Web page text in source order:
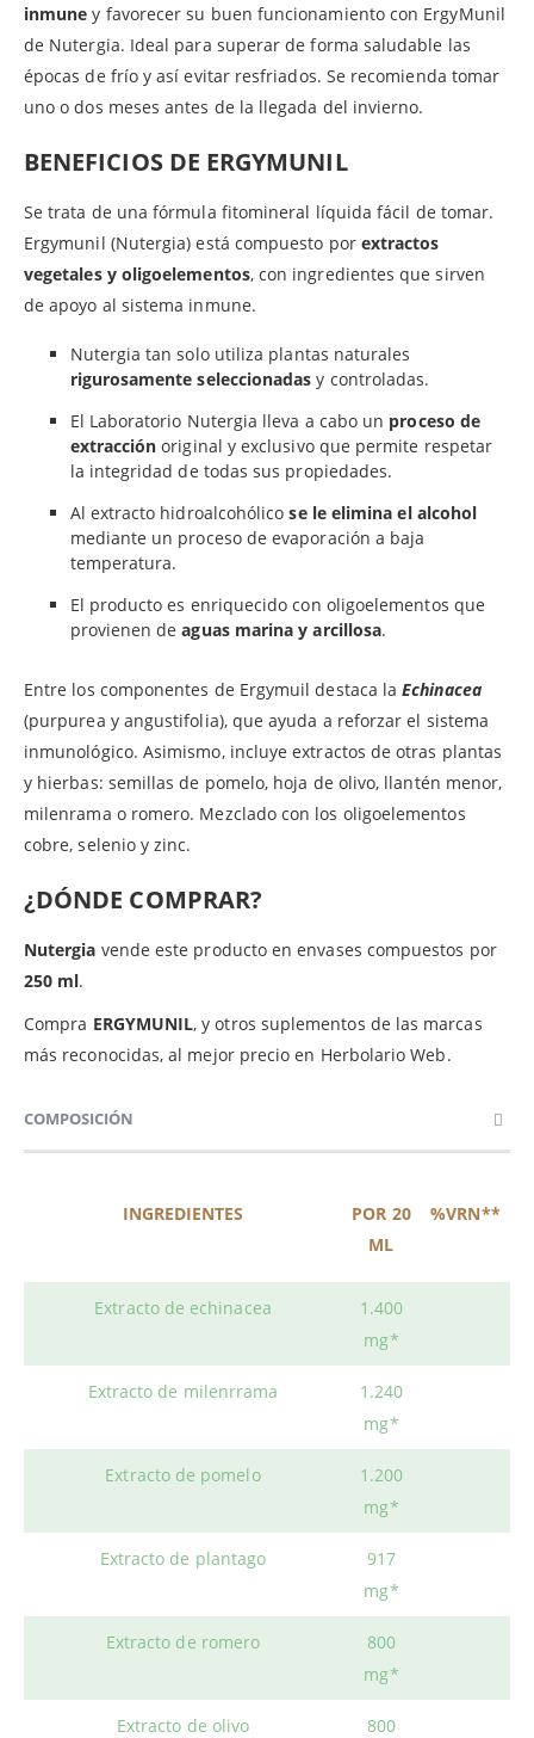
inmune y favorecer su buen funcionamiento con ErgyMunil
de Nutergia. Ideal para superar de forma saludable las
épocas de frío y así evitar resfriados. Se recomienda tomar
uno o dos meses antes de la llegada del invierno.
BENEFICIOS DE ERGYMUNIL
Se trata de una fórmula fitomineral líquida fácil de tomar.
Ergymunil (Nutergia) está compuesto por extractos
vegetales y oligoelementos, con ingredientes que sirven
de apoyo al sistema inmune.
Nutergia tan solo utiliza plantas naturales
rigurosamente seleccionadas y controladas.
El Laboratorio Nutergia lleva a cabo un proceso de
extracción original y exclusivo que permite respetar
la integridad de todas sus propiedades.
Al extracto hidroalcohólicose le elimina el alcohol
mediante un proceso de evaporación a baja
temperatura.
El producto es enriquecido con oligoelementos que
provienen deaguas marina y arcillosa.
Entre los componentes de Ergymuil destaca laEchinacea
(purpurea y angustifolia), que ayuda a reforzar el sistema
inmunológico. Asimismo, incluye extractos de otras plantas
y hierbas: semillas de pomelo, hoja de olivo, llantén menor,
milenrama o romero. Mezclado con los oligoelementos
cobre, selenio y zinc.
¿DÓNDE COMPRAR?
Nutergia vende este producto en envases compuestos por
250 ml.
Compra ERGYMUNIL, y otros suplementos de las marcas
más reconocidas, al mejor precio en Herbolario Web.
COMPOSICIÓN
INGREDIENTES
POR 20
ML
%VRN**
Extracto de echinacea
1.400
mg*
Extracto de milenrrama
1.240
mg*
Extracto de pomelo
1.200
mg*
Extracto de plantago
917
mg*
Extracto de romero
800
mg*
Extracto de olivo 800